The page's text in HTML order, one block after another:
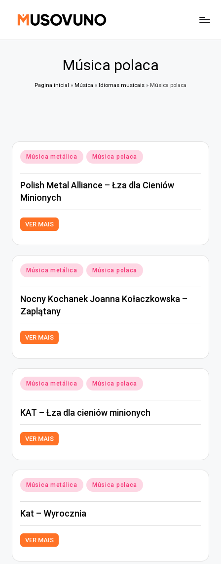
Música polaca
Pagina inicial » Música » Idiomas musicais » Música polaca
Posted
in
Música metálica Música polaca
Polish Metal Alliance – Łza dla Cieniów
Minionych
VER MAIS
Posted
in
Música metálica Música polaca
Nocny Kochanek Joanna Kołaczkowska –
Zaplątany
VER MAIS
Posted
in
Música metálica Música polaca
KAT – Łza dla cieniów minionych
VER MAIS
Posted
in
Música metálica Música polaca
Kat – Wyrocznia
VER MAIS